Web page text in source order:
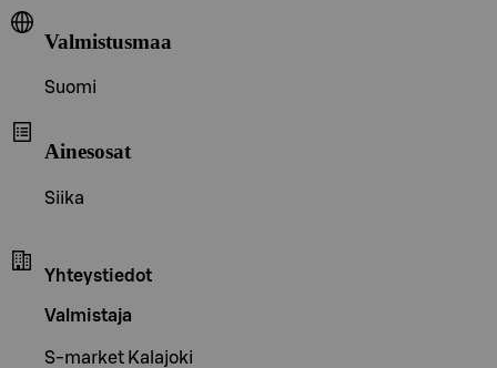
Valmistusmaa
Suomi
Ainesosat
Siika
Yhteystiedot
Valmistaja
S-market Kalajoki